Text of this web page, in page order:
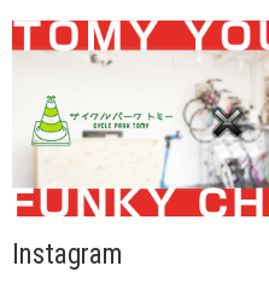
Instagram